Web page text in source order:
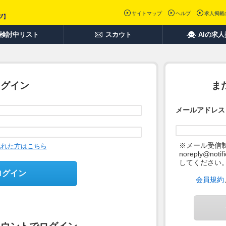
サイトマップ ヘルプ 求人掲載
討中リスト スカウト AIの求人
イン
た方はこちら
グイン
ま
メールアドレス
※メール受信
してください
会員規約